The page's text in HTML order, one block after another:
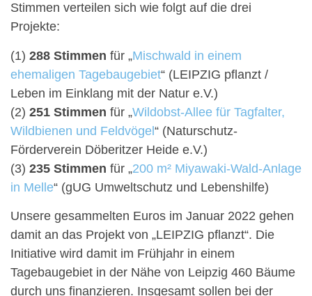
Stimmen verteilen sich wie folgt auf die drei
Projekte:
(1) 288 Stimmen für „Mischwald in einem
ehemaligen Tagebaugebiet“ (LEIPZIG pflanzt /
Leben im Einklang mit der Natur e.V.)
(2) 251 Stimmen für „Wildobst-Allee für Tagfalter,
Wildbienen und Feldvögel“ (Naturschutz-
Förderverein Döberitzer Heide e.V.)
(3) 235 Stimmen für „200 m² Miyawaki-Wald-Anlage
in Melle“ (gUG Umweltschutz und Lebenshilfe)
Unsere gesammelten Euros im Januar 2022 gehen
damit an das Projekt von „LEIPZIG pflanzt“. Die
Initiative wird damit im Frühjahr in einem
Tagebaugebiet in der Nähe von Leipzig 460 Bäume
durch uns finanzieren. Insgesamt sollen bei der